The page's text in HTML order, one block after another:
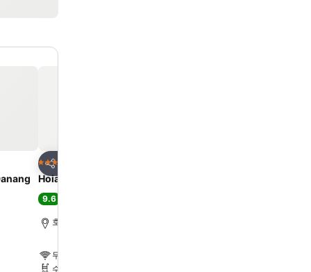
공유
3 성급
Hoian Central Hotel
9.6
호이 안, 도심에서 0.2km
무료 WiFi
수영장